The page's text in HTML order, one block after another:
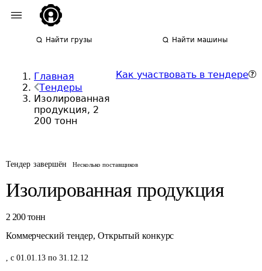
Найти грузы Найти машины
Главная
Тендеры
Изолированная
продукция, 2
200 тонн
Как участвовать в тендере
Тендер завершён Несколько поставщиков
Изолированная продукция
2 200 тонн
Коммерческий тендер, Открытый конкурс
, с 01.01.13 по 31.12.12